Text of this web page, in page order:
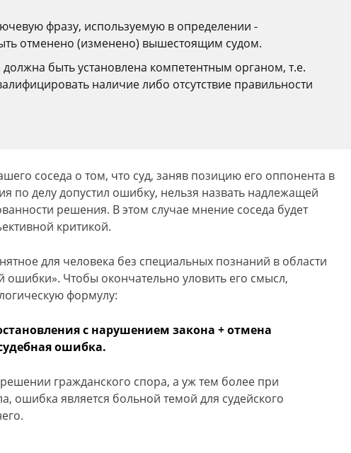
фразу, используемую в определении -
отменено (изменено) вышестоящим судом.
быть установлена компетентным органом, т.е.
наличие либо отсутствие правильности
соседа о том, что суд, заняв позицию его оппонента в
по делу допустил ошибку, нельзя назвать надлежащей
решения. В этом случае мнение соседа будет
критикой.
для человека без специальных познаний в области
ошибки». Чтобы окончательно уловить его смысл,
формулу:
с нарушением закона + отмена
ошибка.
гражданского спора, а уж тем более при
ошибка является больной темой для судейского